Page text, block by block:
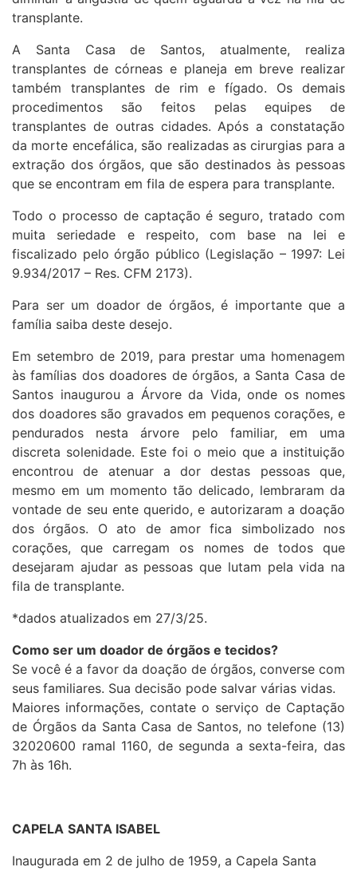
transplante.
A Santa Casa de Santos, atualmente, realiza
transplantes de córneas e planeja em breve realizar
também transplantes de rim e fígado. Os demais
procedimentos são feitos pelas equipes de
transplantes de outras cidades. Após a constatação
da morte encefálica, são realizadas as cirurgias para a
extração dos órgãos, que são destinados às pessoas
que se encontram em fila de espera para transplante.
Todo o processo de captação é seguro, tratado com
muita seriedade e respeito, com base na lei e
fiscalizado pelo órgão público (Legislação – 1997: Lei
9.934/2017 – Res. CFM 2173).
Para ser um doador de órgãos, é importante que a
família saiba deste desejo.
Em setembro de 2019, para prestar uma homenagem
às famílias dos doadores de órgãos, a Santa Casa de
Santos inaugurou a Árvore da Vida, onde os nomes
dos doadores são gravados em pequenos corações, e
pendurados nesta árvore pelo familiar, em uma
discreta solenidade. Este foi o meio que a instituição
encontrou de atenuar a dor destas pessoas que,
mesmo em um momento tão delicado, lembraram da
vontade de seu ente querido, e autorizaram a doação
dos órgãos. O ato de amor fica simbolizado nos
corações, que carregam os nomes de todos que
desejaram ajudar as pessoas que lutam pela vida na
fila de transplante.
*dados atualizados em 27/3/25.
Como ser um doador de órgãos e tecidos?
Se você é a favor da doação de órgãos, converse com
seus familiares. Sua decisão pode salvar várias vidas.
Maiores informações, contate o serviço de Captação
de Órgãos da Santa Casa de Santos, no telefone (13)
32020600 ramal 1160, de segunda a sexta-feira, das
7h às 16h.
CAPELA SANTA ISABEL
Inaugurada em 2 de julho de 1959, a Capela Santa